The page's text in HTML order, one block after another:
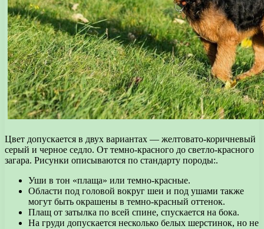
Цвет допускается в двух вариантах — желтовато-коричневый
серый и черное седло. От темно-красного до светло-красного
загара. Рисунки описываются по стандарту породы:.
Уши в тон «плаща» или темно-красные.
Области под головой вокруг шеи и под ушами также
могут быть окрашены в темно-красный оттенок.
Плащ от затылка по всей спине, спускается на бока.
На груди допускается несколько белых шерстинок, но не